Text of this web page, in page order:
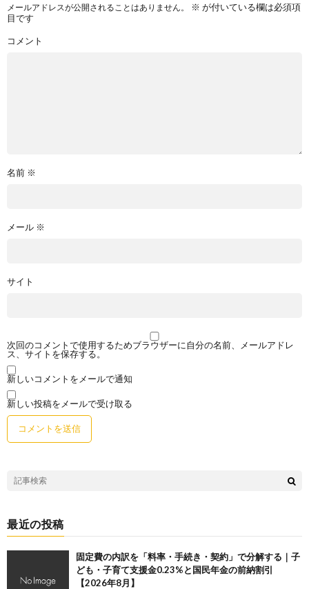
メールアドレスが公開されることはありません。 ※ が付いている欄は必須項
目です
コメント
名前 ※
メール ※
サイト
次回のコメントで使用するためブラウザーに自分の名前、メールアドレ
ス、サイトを保存する。
新しいコメントをメールで通知
新しい投稿をメールで受け取る
最近の投稿
固定費の内訳を「料率・手続き・契約」で分解する｜子
ども・子育て支援金0.23%と国民年金の前納割引
【2026年8月】